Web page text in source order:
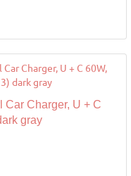
Car Charger, U + C
gray